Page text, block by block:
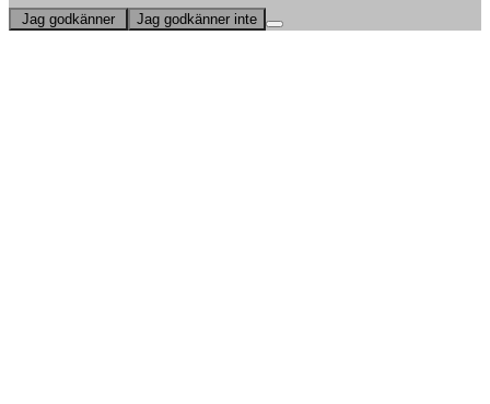
Jag godkänner Jag godkänner inte